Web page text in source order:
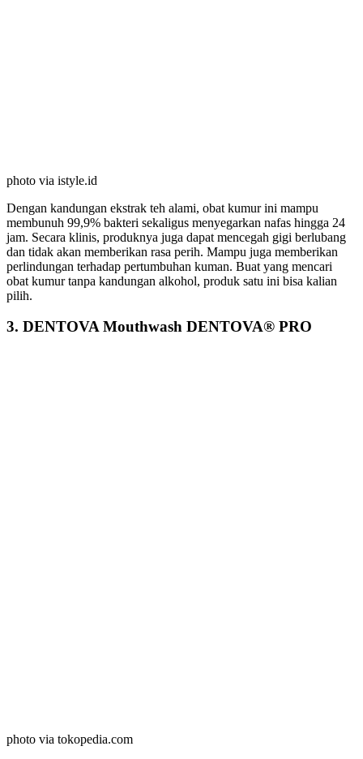
photo via istyle.id
Dengan kandungan ekstrak teh alami, obat kumur ini mampu
membunuh 99,9% bakteri sekaligus menyegarkan nafas hingga 24
jam. Secara klinis, produknya juga dapat mencegah gigi berlubang
dan tidak akan memberikan rasa perih. Mampu juga memberikan
perlindungan terhadap pertumbuhan kuman. Buat yang mencari
obat kumur tanpa kandungan alkohol, produk satu ini bisa kalian
pilih.
3. DENTOVA Mouthwash DENTOVA® PRO
photo via tokopedia.com